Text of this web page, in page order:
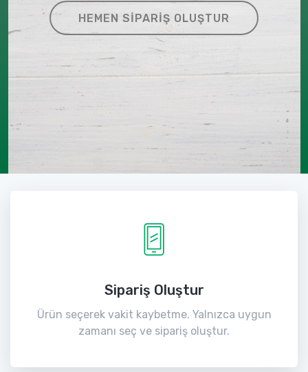
HEMEN SIPARIŞ OLUŞTUR
Sipariş Oluştur
Ürün seçerek vakit kaybetme. Yalnızca uygun
zamanı seç ve sipariş oluştur.